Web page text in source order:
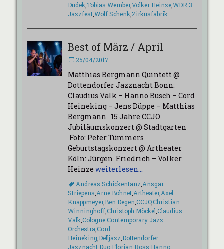
Dudek,Tobias Wember,Volker Heinze,WDR 3
Jazzfest,Wolf Schenk, Zirkusfabrik
Best of März / April
Veröffentlicht
25/04/2017
Matthias Bergmann Quintett @
Dottendorfer Jazznacht Bonn:
Claudius Valk – Hanno Busch – Cord
Heineking – Jens Düppe – Matthias
Bergmann 15 Jahre CCJO
Jubiläumskonzert @ Stadtgarten
Foto: Peter Tümmers
Geburtstagskonzert @ Artheater
Köln: Jürgen Friedrich – Volker
Heinze weiterlesen…
Schlagworte
Andreas Schickentanz Ansgar
Striepens Arne Bohnet, Artheater,Axel
Knappmeyer,Ben Degen CCJO,Christian
Winninghoff,Christoph Möckel Claudius
Valk,Cologne Contemporary Jazz
Orchestra Cord
Heineking, Delljazz Dottendorfer
Jazznacht, Duo, Florian Ross Hanno